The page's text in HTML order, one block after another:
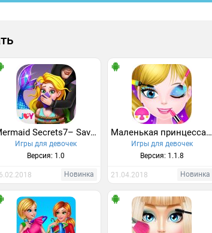
Mermaid Secrets7– Save Mermaid Princess Mia
Игры для девочек
Версия: 1.0
Новинка
Маленькая принцесса салон
Игры для девочек
Версия: 1.1.8
21.04.2018 Новинка